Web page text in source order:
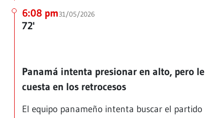
6:08 pm31/05/2026
72'
Panamá intenta presionar en alto, pero le
cuesta en los retrocesos
El equipo panameño intenta buscar el partido